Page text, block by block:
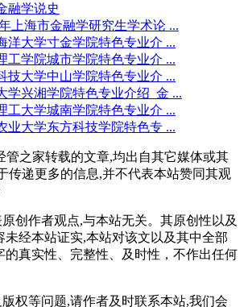
融学说史
上海市金融学研究生学术论 ...
洋大学寸金学院特色专业介 ...
工学院城市学院特色专业介 ...
技大学中山学院特色专业介 ...
学兴湘学院特色专业介绍_金 ...
工大学城南学院特色专业介 ...
业大学东方科技学院特色专 ...
管之家转载的文章,均出自其它媒体或其
传递更多的信息,并不代表本站赞同其观
创作者观点,与本站无关。其原创性以及
未经本站证实,本站对该文以及其中全部
的真实性、完整性、及时性，不作出任何
权等问题,请作者及时联系本站,我们会